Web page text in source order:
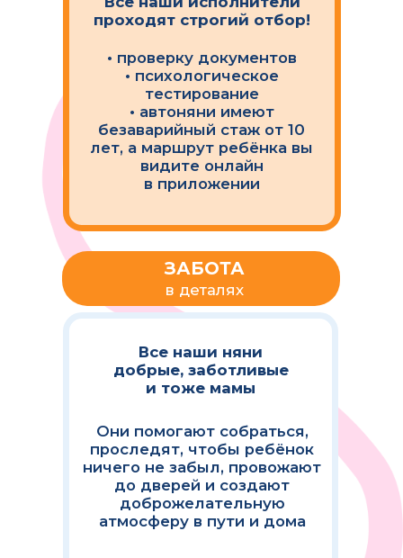
Мы являемся официальным
социальным предприятием,
которое помогает и улучшает
качество жизни населения
8000
семей по всей России и с
каждым днем их становится
все больше!
22
Сервис Мультиняня работает
более чем в 22 городах России
объединяя востребованные
едином цифровом